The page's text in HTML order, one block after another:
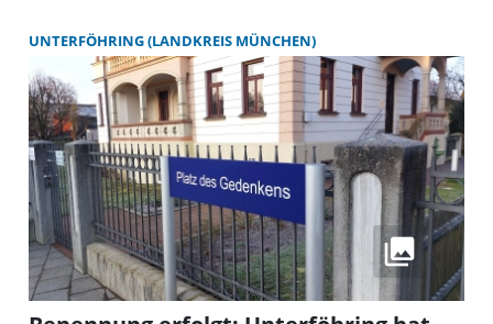
UNTERFÖHRING (LANDKREIS MÜNCHEN)